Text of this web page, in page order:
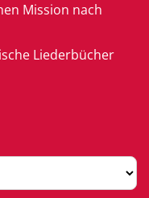
Mission nach
Liederbücher